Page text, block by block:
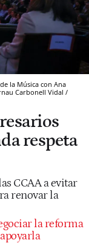
la Música con Ana
Carbonell Vidal /
respeta
CCAA a evitar
renovar la
la reforma